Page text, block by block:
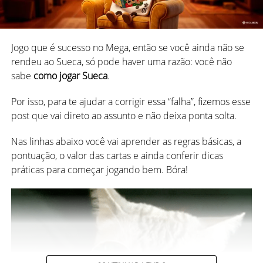
baixo sobre a mesa e embaralhadas.
Então, cada jogador pega 7 peças.
As peças restantes ficam viradas para baixo,
formando o monte de compra.
2. Quem começa?
Começa o jogador que possui a peça mais alta,
segue-se a ordem decrescente (5-5, 4-4, etc.). Então, a
jogadas permitidas
Se alguém te ensinou o jogo apenas falando as regras, vá
atrás de um detalhamento mais completo depois.
Tenha em mente que é difícil alguém lembrar de todos
os pormenores, e afinal são justamente esses detalhes
que podem fazer a diferença na suaevolução no jogo.
*
Dicas práticas para organizar uma noite de jogos em
casa
2. Aprenda com quem já sabe
1. Defina o estilo da sua noite de
jogos
Quando se trata de jogos, cada um tem suas preferências,
Jogo que é sucesso no Mega, então se você ainda não se
rendeu ao Sueca, só pode haver uma razão: você não
sabe como jogar Sueca.
Por isso, para te ajudar a corrigir essa “falha”, fizemos esse
post que vai direto ao assunto e não deixa ponta solta.
Nas linhas abaixo você vai aprender as regras básicas, a
pontuação, o valor das cartas e ainda conferir dicas
práticas para começar jogando bem. Bóra!